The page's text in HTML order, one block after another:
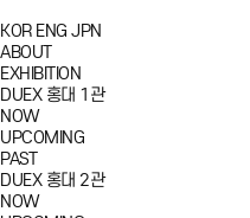
KOR ENG JPN
ABOUT
EXHIBITION
DUEX 홍대 1관
NOW
UPCOMING
PAST
DUEX 홍대 2관
NOW